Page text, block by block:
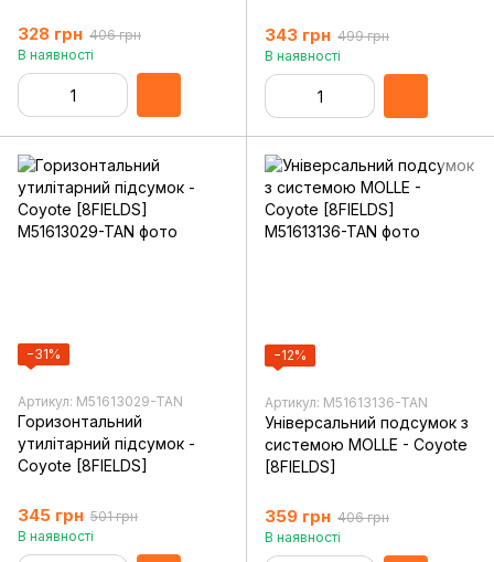
328 грн 406 грн
В наявності
343 грн 499 грн
В наявності
−31%
Артикул: M51613029-TAN
Горизонтальний
утилітарний підсумок -
Coyote [8FIELDS]
345 грн 501 грн
В наявності
−12%
Артикул: M51613136-TAN
Універсальний подсумок з
системою MOLLE - Coyote
[8FIELDS]
359 грн 406 грн
В наявності